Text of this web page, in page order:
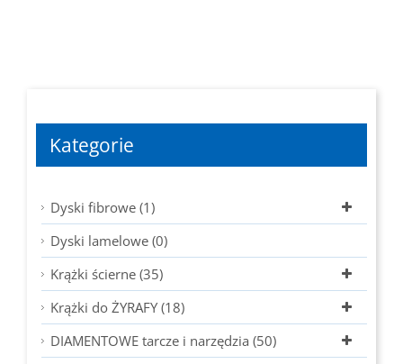
Kategorie
Dyski fibrowe (1)
Dyski lamelowe (0)
Krążki ścierne (35)
Krążki do ŻYRAFY (18)
DIAMENTOWE tarcze i narzędzia (50)